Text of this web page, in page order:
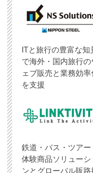
ITと旅行の豊富な知
で海外・国内旅行の
ェブ販売と業務効率
を支援
鉄道・バス・ツアー
体験商品ソリューシ
ンとグローバル販路